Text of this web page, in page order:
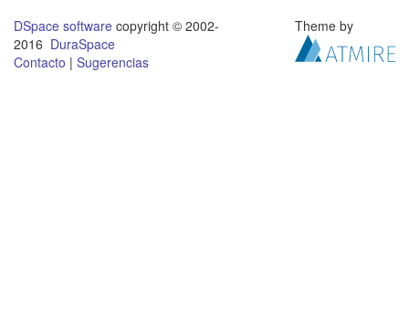
DSpace software copyright © 2002-
2016 DuraSpace
Contacto | Sugerencias
Theme by